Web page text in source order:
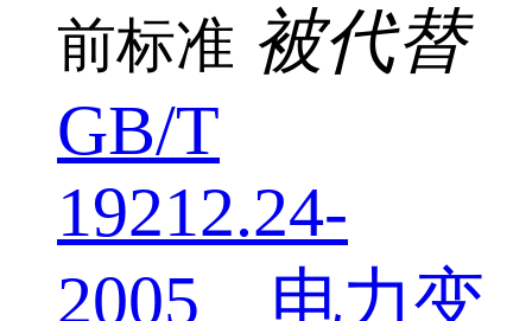
前标准 被代替
GB/T
19212.24-
2005 电力变